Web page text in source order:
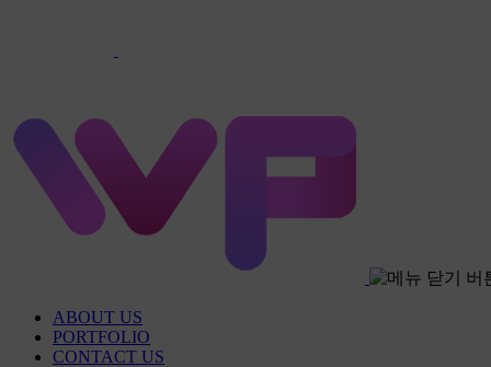
ABOUT US
PORTFOLIO
CONTACT US